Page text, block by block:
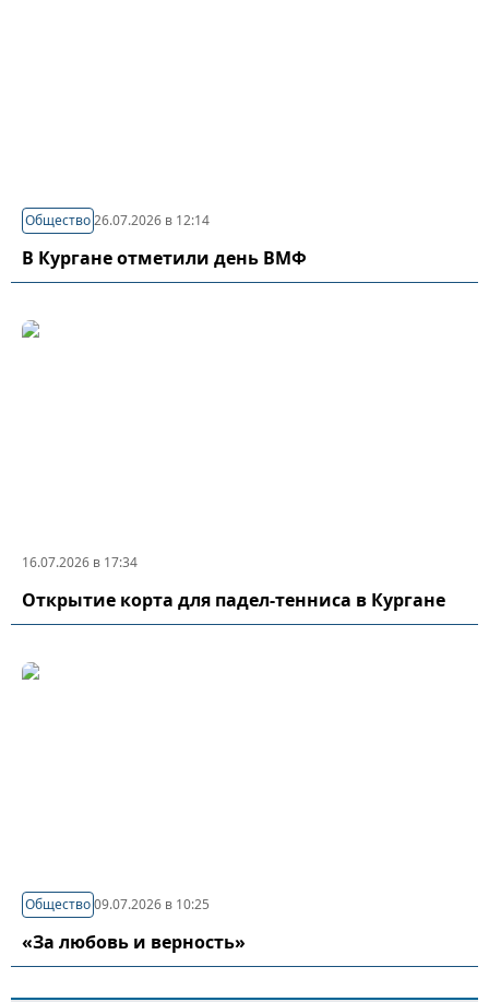
Общество26.07.2026 в 12:14
В Кургане отметили день ВМФ
16.07.2026 в 17:34
Открытие корта для падел-тенниса в Кургане
Общество09.07.2026 в 10:25
«За любовь и верность»